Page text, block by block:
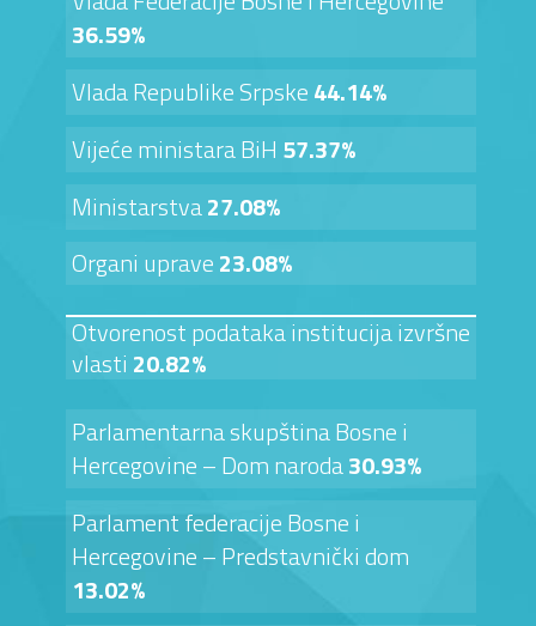
36.59%
Vlada Republike Srpske44.14%
Vijeće ministara BiH 57.37%
Ministarstva27.08%
Organi uprave23.08%
Otvorenost podataka institucija izvršne
vlasti 20.82%
Parlamentarna skupština Bosne i
Hercegovine – Dom naroda30.93%
Parlament federacije Bosne i
Hercegovine – Predstavnički dom
13.02%